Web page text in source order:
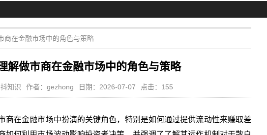
商在金融市场中的角色与策略
解做市商在金融市场中的角色与策略
抖知识 作者：gezhong 日期：2026-07-07 点击：155
商在金融市场中扮演的关键角色，特别是如何通过提供流动性来赚取差